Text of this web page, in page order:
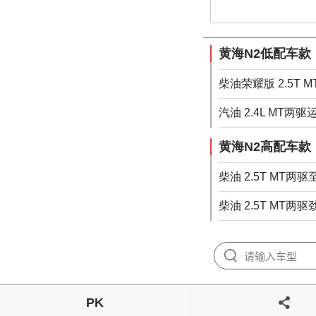
黄海N2低配车款
柴油荣耀版 2.5T
汽油 2.4L MT两驱
黄海N2高配车款
柴油 2.5T MT两驱
柴油 2.5T MT两驱
PK